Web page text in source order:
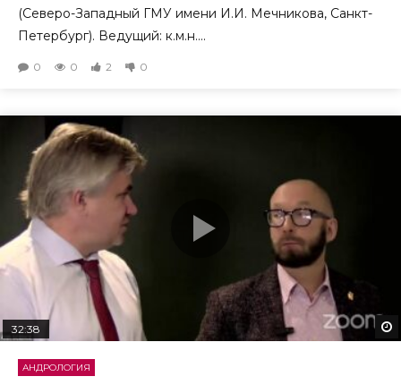
(Северо-Западный ГМУ имени И.И. Мечникова, Санкт-
Петербург). Ведущий: к.м.н....
0 0 2 0
32:38
АНДРОЛОГИЯ